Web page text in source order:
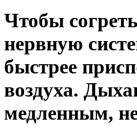
Чтобы
нервную
быстрее
воздуха.
медленным,